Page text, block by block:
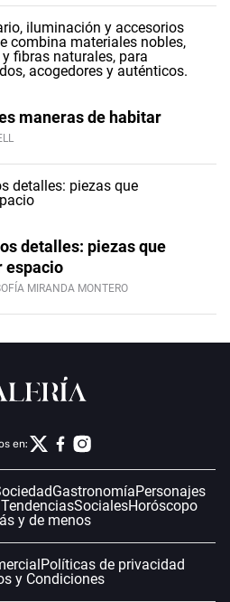
maneras de habitar
detalles: piezas que
espacio
MIRANDA MONTERO
en:
GastronomíaPersonajes
SocialesHoróscopo
y de menos
Políticas de privacidad
y Condiciones